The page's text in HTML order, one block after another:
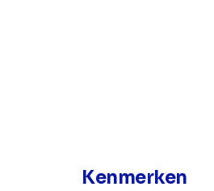
Kenmerken